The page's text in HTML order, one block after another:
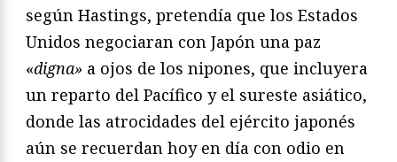
según Hastings, pretendía que los Estados
Unidos negociaran con Japón una paz
«digna» a ojos de los nipones, que incluyera
un reparto del Pacífico y el sureste asiático,
donde las atrocidades del ejército japonés
aún se recuerdan hoy en día con odio en